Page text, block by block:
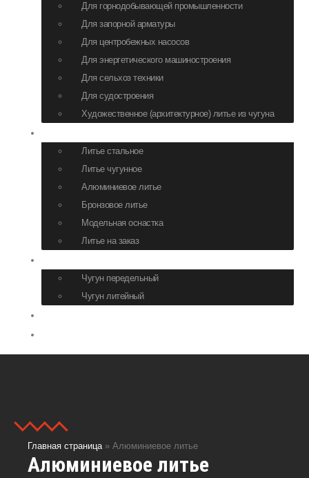
Для горнодобывающей промышленности
Для запорной арматуры
Для центробежных насосов
Для энергетического машиностроения
Для сельхоз техники
Для судостроения
Художественное (архитектурное) литье из чугуна
Литье стальное
Литье чугунное
Алюминиевое литье
Бронзовое литье
Модельная оснастка
Литье на заказ
Чугун передельный
Чугун литейный
Главная страница» Алюминиевое литье
Алюминиевое литье